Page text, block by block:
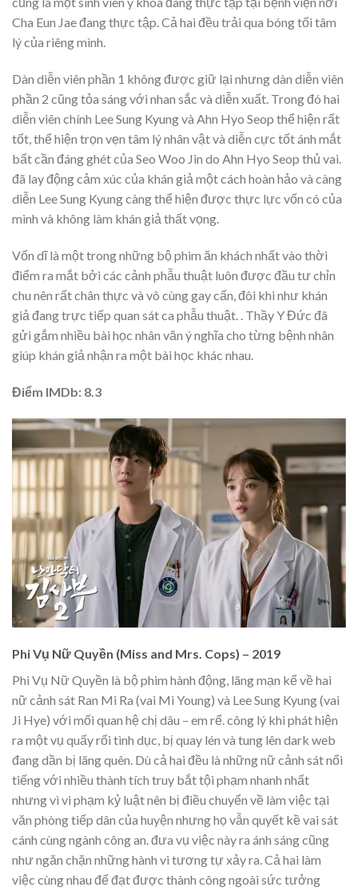
Cha Eun Jae đang thực tập. Cả hai đều trải qua bóng tối tâm
lý của riêng mình.
Dàn diễn viên phần 1 không được giữ lại nhưng dàn diễn viên
phần 2 cũng tỏa sáng với nhan sắc và diễn xuất. Trong đó hai
diễn viên chính Lee Sung Kyung và Ahn Hyo Seop thể hiện rất
tốt, thể hiện trọn vẹn tâm lý nhân vật và diễn cực tốt ánh mắt
bất cần đáng ghét của Seo Woo Jin do Ahn Hyo Seop thủ vai.
đã lay động cảm xúc của khán giả một cách hoàn hảo và càng
diễn Lee Sung Kyung càng thể hiện được thực lực vốn có của
mình và không làm khán giả thất vọng.
Vốn dĩ là một trong những bộ phim ăn khách nhất vào thời
điểm ra mắt bởi các cảnh phẫu thuật luôn được đầu tư chỉn
chu nên rất chân thực và vô cùng gay cấn, đôi khi như khán
giả đang trực tiếp quan sát ca phẫu thuật. . Thầy Y Đức đã
gửi gắm nhiều bài học nhân văn ý nghĩa cho từng bệnh nhân
giúp khán giả nhận ra một bài học khác nhau.
Điểm IMDb: 8.3
Phi Vụ Nữ Quyền (Miss and Mrs. Cops) – 2019
Phi Vụ Nữ Quyền là bộ phim hành động, lãng mạn kể về hai
nữ cảnh sát Ran Mi Ra (vai Mi Young) và Lee Sung Kyung (vai
Ji Hye) với mối quan hệ chị dâu – em rể. công lý khi phát hiện
ra một vụ quấy rối tình dục, bị quay lén và tung lên dark web
đang dần bị lãng quên. Dù cả hai đều là những nữ cảnh sát nổi
tiếng với nhiều thành tích truy bắt tội phạm nhanh nhất
nhưng vì vi phạm kỷ luật nên bị điều chuyển về làm việc tại
văn phòng tiếp dân của huyện nhưng họ vẫn quyết kề vai sát
cánh cùng ngành công an. đưa vụ việc này ra ánh sáng cũng
như ngăn chặn những hành vi tương tự xảy ra. Cả hai làm
việc cùng nhau để đạt được thành công ngoài sức tưởng